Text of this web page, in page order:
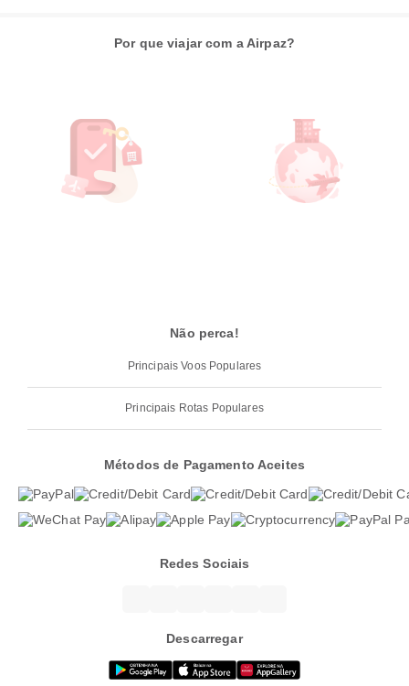
Por que viajar com a Airpaz?
Não perca!
Principais Voos Populares
Principais Rotas Populares
Métodos de Pagamento Aceites
Redes Sociais
Descarregar